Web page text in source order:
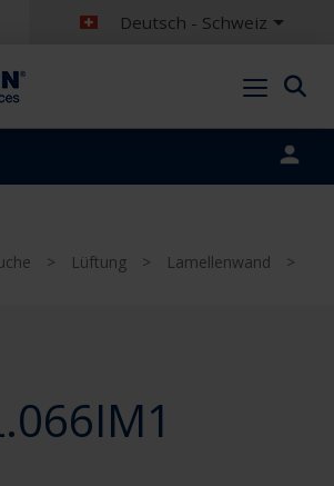
Deutsch - Schweiz
> Lüftung > Lamellenwand
>